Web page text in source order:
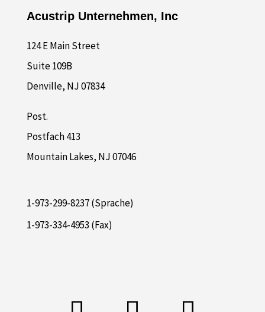
Acustrip Unternehmen, Inc
124 E Main Street
Suite 109B
Denville, NJ 07834
Post.
Postfach 413
Mountain Lakes, NJ 07046
1-973-299-8237 (Sprache)
1-973-334-4953 (Fax)